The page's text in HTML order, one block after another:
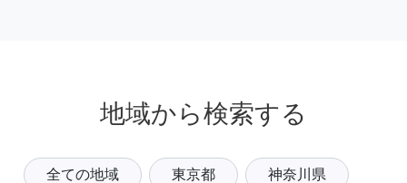
地域から検索する
全ての地域 東京都 神奈川県